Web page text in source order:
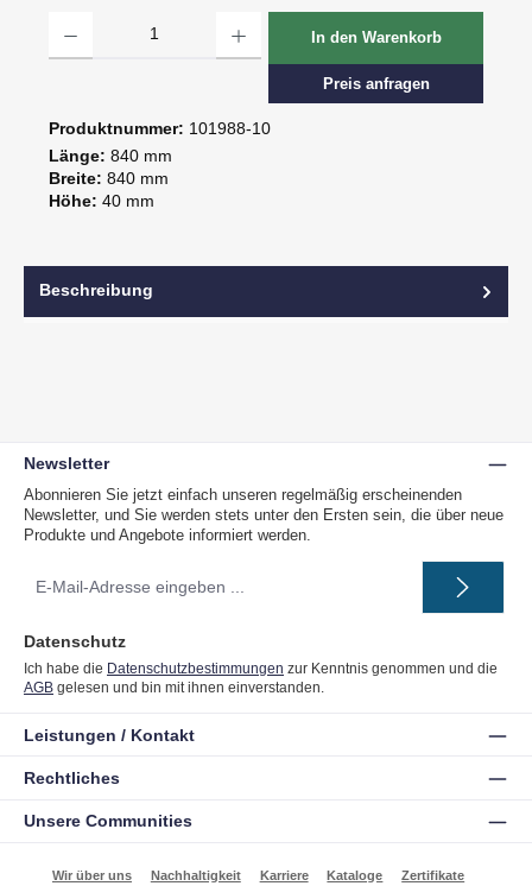
In den Warenkorb
Preis anfragen
Produktnummer: 101988-10
Länge: 840 mm
Breite: 840 mm
Höhe: 40 mm
Beschreibung
Newsletter
Abonnieren Sie jetzt einfach unseren regelmäßig erscheinenden
Newsletter, und Sie werden stets unter den Ersten sein, die über neue
Produkte und Angebote informiert werden.
Mail-
Datenschutz
Ich habe die Datenschutzbestimmungen zur Kenntnis genommen und die
AGB gelesen und bin mit ihnen einverstanden.
Unsere Communities
Leistungen / Kontakt
Rechtliches
Wir über uns Nachhaltigkeit Karriere Kataloge Zertifikate